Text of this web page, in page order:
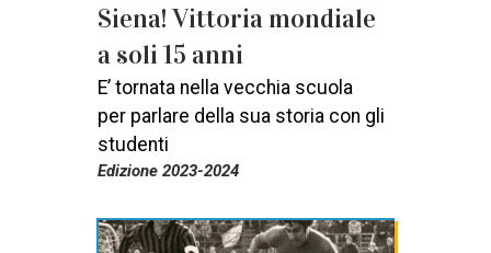
Siena! Vittoria mondiale
a soli 15 anni
E’ tornata nella vecchia scuola
per parlare della sua storia con gli
studenti
Edizione 2023-2024